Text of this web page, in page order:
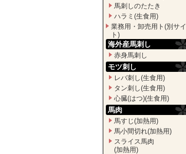
馬刺しのたたき
ハラミ(生食用)
業務用・卸売用ト(別サイ
ト)
海外産馬刺し
赤身馬刺し
モツ刺し
レバ刺し(生食用)
タン刺し(生食用)
心臓(はつ)(生食用)
馬肉
馬すじ(加熱用)
馬小間切れ(加熱用)
スライス馬肉
(加熱用)